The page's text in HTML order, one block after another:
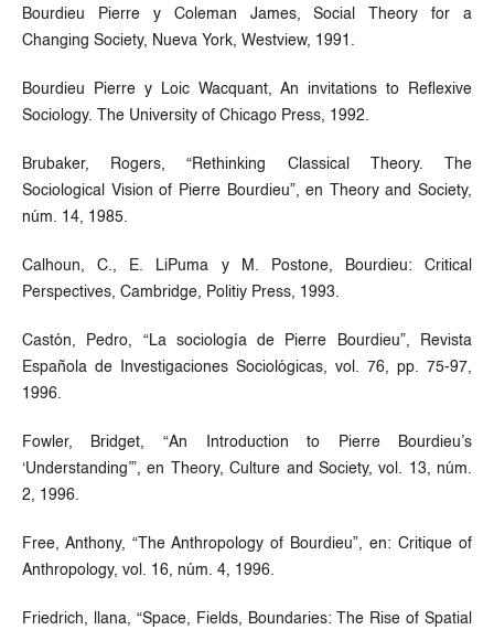
Bourdieu Pierre y Coleman James, Social Theory for a
Changing Society, Nueva York, Westview, 1991.
Bourdieu Pierre y Loic Wacquant, An invitations to Reflexive
Sociology. The University of Chicago Press, 1992.
Brubaker, Rogers, “Rethinking Classical Theory. The
Sociological Vision of Pierre Bourdieu”, en Theory and Society,
núm. 14, 1985.
Calhoun, C., E. LiPuma y M. Postone, Bourdieu: Critical
Perspectives, Cambridge, Politiy Press, 1993.
Castón, Pedro, “La sociología de Pierre Bourdieu”, Revista
Española de Investigaciones Sociológicas, vol. 76, pp. 75-97,
1996.
Fowler, Bridget, “An Introduction to Pierre Bourdieu’s
‘Understanding’”, en Theory, Culture and Society, vol. 13, núm.
2, 1996.
Free, Anthony, “The Anthropology of Bourdieu”, en: Critique of
Anthropology, vol. 16, núm. 4, 1996.
Friedrich, llana, “Space, Fields, Boundaries: The Rise of Spatial